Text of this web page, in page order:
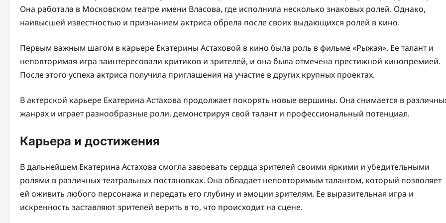
Она работала в Московском театре имени Власова, где исполнила несколько знаковых ролей. Однако,
наивысшей известностью и признанием актриса обрела после своих выдающихся ролей в кино.
Первым важным шагом в карьере Екатерины Астаховой в кино была роль в фильме «Рыжая». Ее талант и
неповторимая игра заинтересовали критиков и зрителей, и она была отмечена престижной кинопремией.
После этого успеха актриса получила приглашения на участие в других крупных проектах.
В актерской карьере Екатерина Астахова продолжает покорять новые вершины. Она снимается в
жанрах и играет разнообразные роли, демонстрируя свой талант и профессиональный потенциал.
Карьера и достижения
В дальнейшем Екатерина Астахова смогла завоевать сердца зрителей своими яркими и убедительными
ролями в различных театральных постановках. Она обладает неповторимым талантом, который позволяет
ей оживить любого персонажа и передать его глубину и эмоции зрителям. Ее выразительная игра и
искренность заставляют зрителей верить в то, что происходит на сцене.